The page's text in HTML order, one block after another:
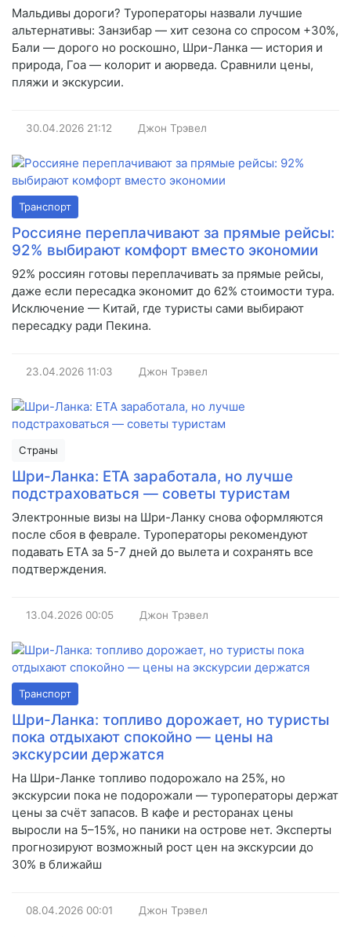
Мальдивы дороги? Туроператоры назвали лучшие
альтернативы: Занзибар — хит сезона со спросом +30%,
Бали — дорого но роскошно, Шри-Ланка — история и
природа, Гоа — колорит и аюрведа. Сравнили цены,
пляжи и экскурсии.
30.04.2026 21:12 Джон Трэвел
Транспорт
Россияне переплачивают за прямые рейсы:
92% выбирают комфорт вместо экономии
92% россиян готовы переплачивать за прямые рейсы,
даже если пересадка экономит до 62% стоимости тура.
Исключение — Китай, где туристы сами выбирают
пересадку ради Пекина.
23.04.2026 11:03 Джон Трэвел
Страны
Шри-Ланка: ETA заработала, но лучше
подстраховаться — советы туристам
Электронные визы на Шри-Ланку снова оформляются
после сбоя в феврале. Туроператоры рекомендуют
подавать ETA за 5-7 дней до вылета и сохранять все
подтверждения.
13.04.2026 00:05 Джон Трэвел
Транспорт
Шри-Ланка: топливо дорожает, но туристы
пока отдыхают спокойно — цены на
экскурсии держатся
На Шри-Ланке топливо подорожало на 25%, но
экскурсии пока не подорожали — туроператоры держат
цены за счёт запасов. В кафе и ресторанах цены
выросли на 5–15%, но паники на острове нет. Эксперты
прогнозируют возможный рост цен на экскурсии до
30% в ближайш
08.04.2026 00:01 Джон Трэвел